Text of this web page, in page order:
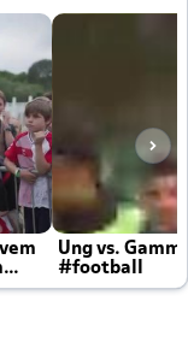
Ung vs.
#football